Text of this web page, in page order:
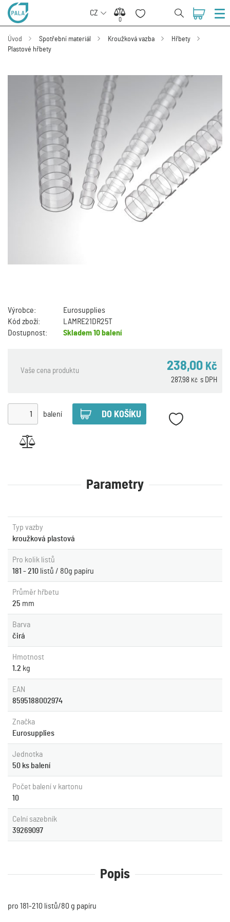
CZ
0
0
Úvod Spotřební materiál Kroužková vazba
Hřbety
Plastové hřbety
Výrobce:
Eurosupplies
Kód zboží:
LAMRE21DR25T
Dostupnost:
Skladem10 balení
Vaše cena produktu 238,00 Kč
s DPH
287,98 Kč
balení
Parametry
Typ vazby
kroužková plastová
Pro kolik listů
181 - 210 listů / 80g papíru
Průměr hřbetu
25 mm
Barva
čirá
Hmotnost
1.2 kg
EAN
8595188002974
Značka
Eurosupplies
Jednotka
50 ks balení
Počet balení v kartonu
10
Celní sazebník
39269097
Popis
pro 181-210 listů/80 g papíru